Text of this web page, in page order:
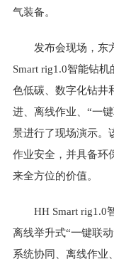
气装备。
发布会现场，东方
Smart rig1.0智能钻
色低碳、数字化钻井
进、离线作业、“一
景进行了现场演示。
作业安全，并具备环
来全方位的价值。
HH Smart rig1.0智
离线举升式“一键联
系统协同、离线作业